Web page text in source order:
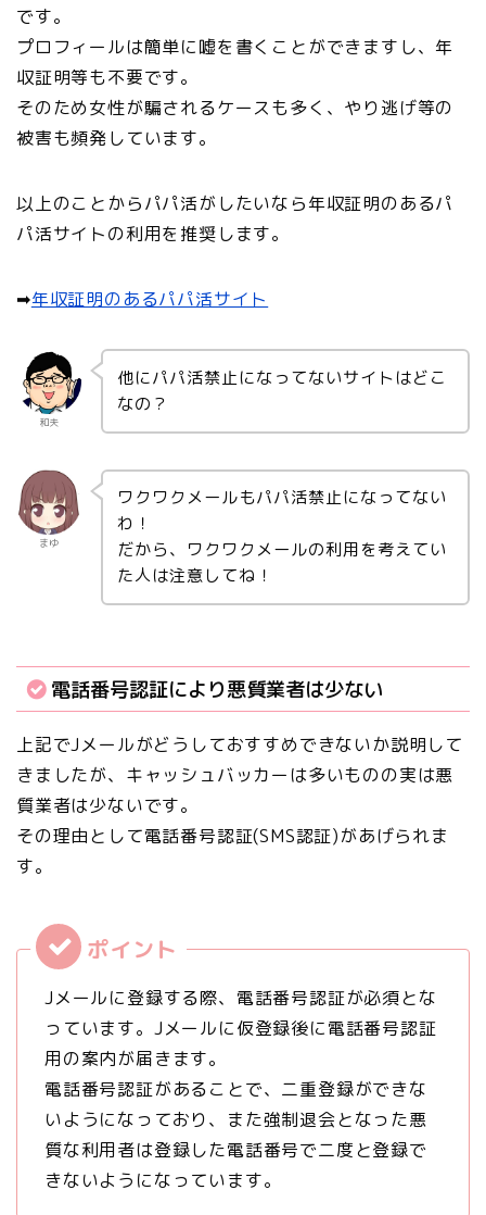
です。
プロフィールは簡単に嘘を書くことができますし、年
収証明等も不要です。
そのため女性が騙されるケースも多く、やり逃げ等の
被害も頻発しています。
以上のことからパパ活がしたいなら年収証明のあるパ
パ活サイトの利用を推奨します。
➡︎年収証明のあるパパ活サイト
和夫
他にパパ活禁止になってないサイトはどこ
なの？
まゆ
ワクワクメールもパパ活禁止になってない
わ！
だから、ワクワクメールの利用を考えてい
た人は注意してね！
電話番号認証により悪質業者は少ない
上記でJメールがどうしておすすめできないか説明して
きましたが、 キャッシュバッカーは多いものの実は悪
質業者は少ないです。
その理由として電話番号認証(SMS認証)があげられま
す。
Jメールに登録する際、電話番号認証が必須とな
っています。Jメールに仮登録後に電話番号認証
用の案内が届きます。
電話番号認証があることで、二重登録ができな
いようになっており、また強制退会となった悪
質な利用者は登録した電話番号で二度と登録で
きないようになっています。